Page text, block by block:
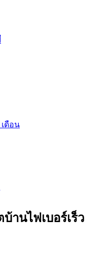
ดือน
านไฟเบอร์เร็ว